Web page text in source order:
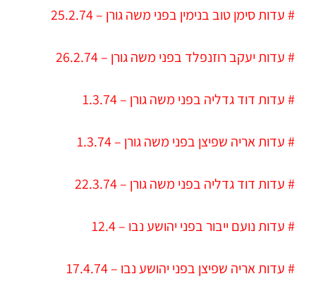
# עדות סימן טוב בנימין בפני משה גורן – 25.2.74
# עדות יעקב רוזנפלד בפני משה גורן – 26.2.74
# עדות דוד גדליה בפני משה גורן – 1.3.74
# עדות אריה שפיצן בפני משה גורן – 1.3.74
# עדות דוד גדליה בפני משה גורן – 22.3.74
# עדות נועם ייבור בפני יהושע נבו – 12.4
# עדות אריה שפיצן בפני יהושע נבו – 17.4.74